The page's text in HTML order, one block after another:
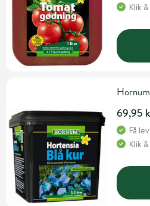
Klik
69,95
Få
Klik